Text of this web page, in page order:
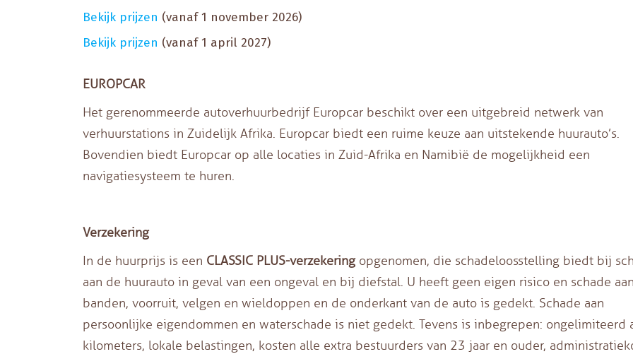
Bekijk prijzen (vanaf 1 november 2026)
Bekijk prijzen (vanaf 1 april 2027)
EUROPCAR
Het gerenommeerde autoverhuurbedrijf Europcar beschikt over een uitgebreid netwerk van
verhuurstations in Zuidelijk Afrika. Europcar biedt een ruime keuze aan uitstekende huurauto’s.
Bovendien biedt Europcar op alle locaties in Zuid-Afrika en Namibië de mogelijkheid een
navigatiesysteem te huren.
Verzekering
In de huurprijs is een CLASSIC PLUS-verzekeringopgenomen, die schadeloosstelling biedt bij
aan de huurauto in geval van een ongeval en bij diefstal. U heeft geen eigen risico en schade aan
banden, voorruit, velgen en wieldoppen en de onderkant van de auto is gedekt. Schade aan
persoonlijke eigendommen en waterschade is niet gedekt. Tevens is inbegrepen: ongelimiteerd
kilometers, lokale belastingen, kosten alle extra bestuurders van 23 jaar en ouder,